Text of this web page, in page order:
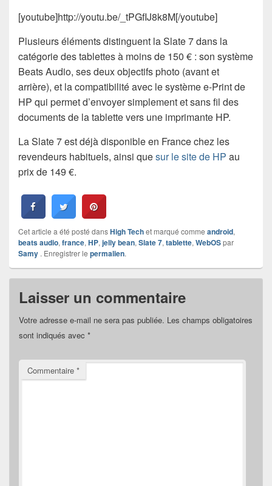
[youtube]http://youtu.be/_tPGfIJ8k8M[/youtube]
Plusieurs éléments distinguent la Slate 7 dans la
catégorie des tablettes à moins de 150 € : son système
Beats Audio, ses deux objectifs photo (avant et
arrière), et la compatibilité avec le système e-Print de
HP qui permet d’envoyer simplement et sans fil des
documents de la tablette vers une imprimante HP.
La Slate 7 est déjà disponible en France chez les
revendeurs habituels, ainsi quesur le site de HP au
prix de 149 €.
Cet article a été posté dansHigh Techet marqué comme android,
beats audio, france, HP, jelly bean, Slate 7, tablette, WebOSpar
Samy . Enregistrer le permalien.
Laisser un commentaire
Votre adresse e-mail ne sera pas publiée. Les champs obligatoires
sont indiqués avec *
Commentaire *